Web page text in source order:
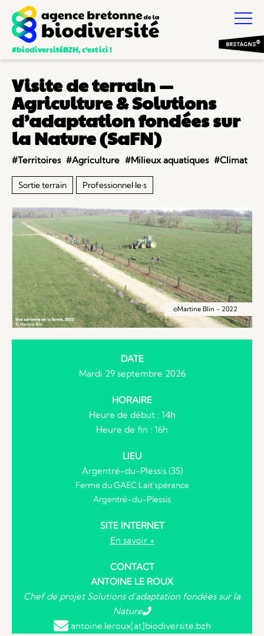
#biodiversitéBZH, c’est ici !
Visite de terrain —
Agriculture & Solutions
d’adaptation fondées sur
la Nature (SaFN)
#Territoires #Agriculture #Milieux aquatiques #Climat
Sortie terrain Professionnel·le·s
©Martine Blin - 2022
DATE
Mardi 29 septembre 2026
HORAIRE
Heure de début : 14h
Heure de fin : 16h
LIEU
Argentré-du-Plessis (35)
Ferme du GAEC Lait'spérance
Argentré-du-Plessis
SITE INTERNET
En savoir +
CONTACT
ANTOINE LE ROUX
Chef de projet Solutions d’adaptation fondées sur la
Nature
antoine.leroux[at]biodiversite.bzh